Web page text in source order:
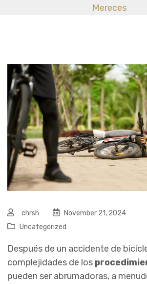
Mereces
chrsh
November 21, 2024
Uncategorized
Después de un accidente de
complejidades de los
pueden ser abrumadoras, a